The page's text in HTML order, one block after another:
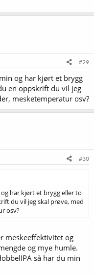
#29
og har kjørt et brygg
en oppskrift du vil jeg
mesketemperatur osv?
#30
har kjørt et brygg eller to
du vil jeg skal prøve, med
osv?
meskeeffektivitet og
og mye humle.
så har du min